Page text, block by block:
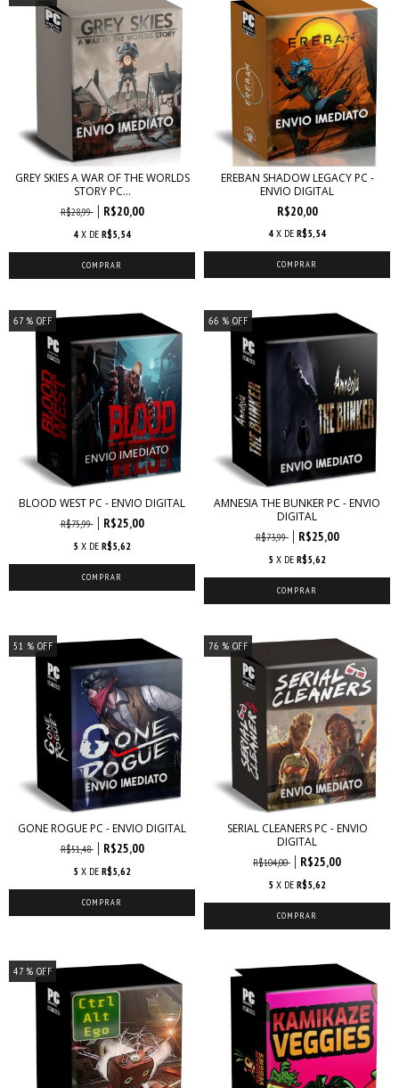
GREY SKIES A WAR OF THE WORLDS
STORY PC...
R$28,99 R$20,00
4 X DE R$5,54
EREBAN SHADOW LEGACY PC -
ENVIO DIGITAL
R$20,00
4 X DE R$5,54
67% OFF
BLOOD WEST PC - ENVIO DIGITAL
R$75,99 R$25,00
5 X DE R$5,62
66 % OFF
AMNESIA THE BUNKER PC - ENVIO
DIGITAL
R$73,99 R$25,00
5 X DE R$5,62
51 % OFF
GONE ROGUE PC - ENVIO DIGITAL
R$51,48 R$25,00
5 X DE R$5,62
76 % OFF
SERIAL CLEANERS PC - ENVIO
DIGITAL
R$104,00 R$25,00
5 X DE R$5,62
47% OFF